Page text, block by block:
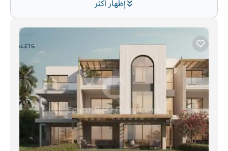
إظهار أكثر
ساحل القطامية
قرية لاسيرينا(25) ذا وتر واي(27)
الساحل الشمالي, الضبعة رأس الحكمة, كورونادو
(29)
ماونتن ڤيو ليڤيلز(57) شاطئ مرسيليا 5
قرية سي فيو(93) سيزر سوديك(104) سيزن(109)
مصياف راس الحكمة منتجع سول(123)
قرية دوس جيفيرا (137) جون سوديك(147)
د-باي تطوير لافيستا(287) جايا(311)
هاسيندا ويست(322) قرية سي شور(341)
أزها الساحل الشمالي(388) كالي كوست(400)
فوكا باي(620) ماونتين فيو(806)